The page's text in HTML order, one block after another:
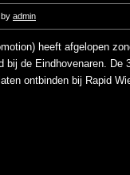
, by admin
heeft afgelopen
bij de Eindhovenaren. De
ontbinden bij Rapid